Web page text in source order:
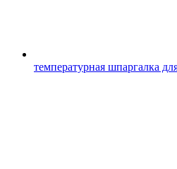
температурная шпаргалка